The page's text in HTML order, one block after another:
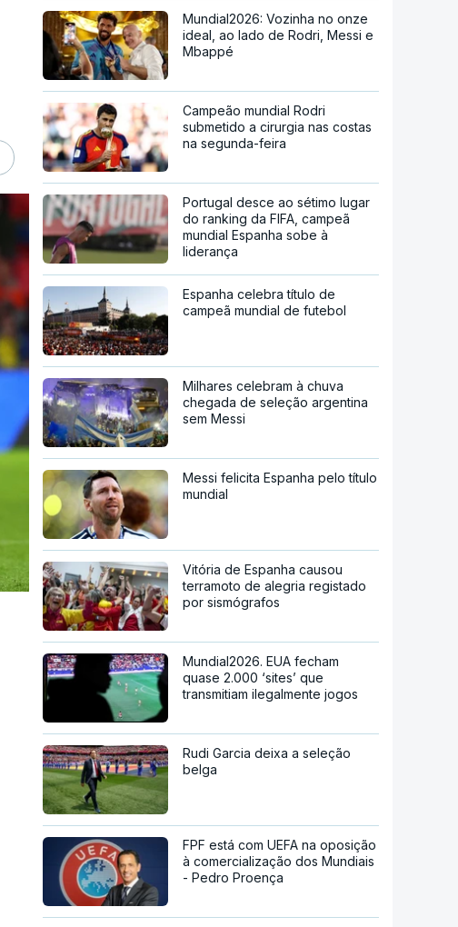
Mundial2026: Vozinha no onze
ideal, ao lado de Rodri, Messi e
Mbappé
Campeão mundial Rodri
submetido a cirurgia nas costas
na segunda-feira
Portugal desce ao sétimo lugar
do ranking da FIFA, campeã
mundial Espanha sobe à
liderança
Espanha celebra título de
campeã mundial de futebol
Milhares celebram à chuva
chegada de seleção argentina
sem Messi
Messi felicita Espanha pelo título
mundial
Vitória de Espanha causou
terramoto de alegria registado
por sismógrafos
Mundial2026. EUA fecham
quase 2.000 ‘sites’ que
transmitiam ilegalmente jogos
Rudi Garcia deixa a seleção
belga
FPF está com UEFA na oposição
à comercialização dos Mundiais
- Pedro Proença